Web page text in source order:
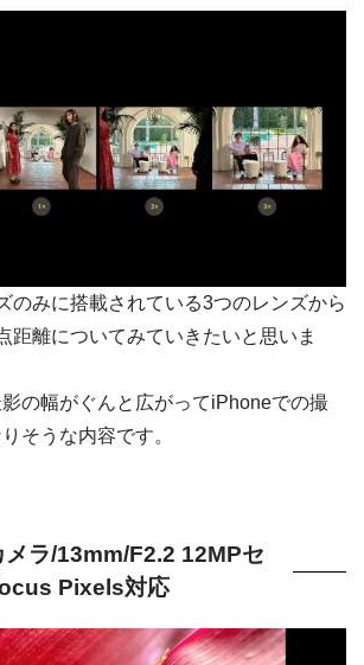
のみに搭載されている3つのレンズから
距離についてみていきたいと思いま
の幅がぐんと広がってiPhoneでの撮
そうな内容です。
メラ/13mm/F2.2 12MPセ
Pixels対応